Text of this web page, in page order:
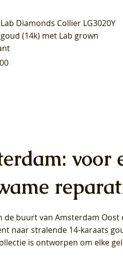
Diamonds Collier LG3020Y
(14k) met Lab grown
Diamonds Oorhangers
S - Geelgoud (14k) met Lab
Diamant
Diamonds Ring LG1042Y –
(14k) met Lab grown
Diamonds Ring LG1044Y –
(14k) met Lab grown
voor
de buurt van Amsterdam Oost
naar stralende 14-karaats
is ontworpen om elke